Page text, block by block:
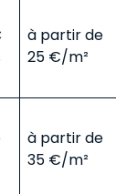
à partir de
25 €/m²
à partir de
35 €/m²